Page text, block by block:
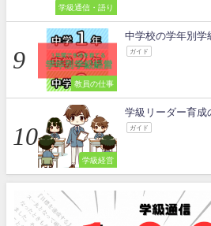
学級通信・語り
教員の仕事
中学校の学年別学
ガイド
学級経営
学級リーダー育成
ガイド